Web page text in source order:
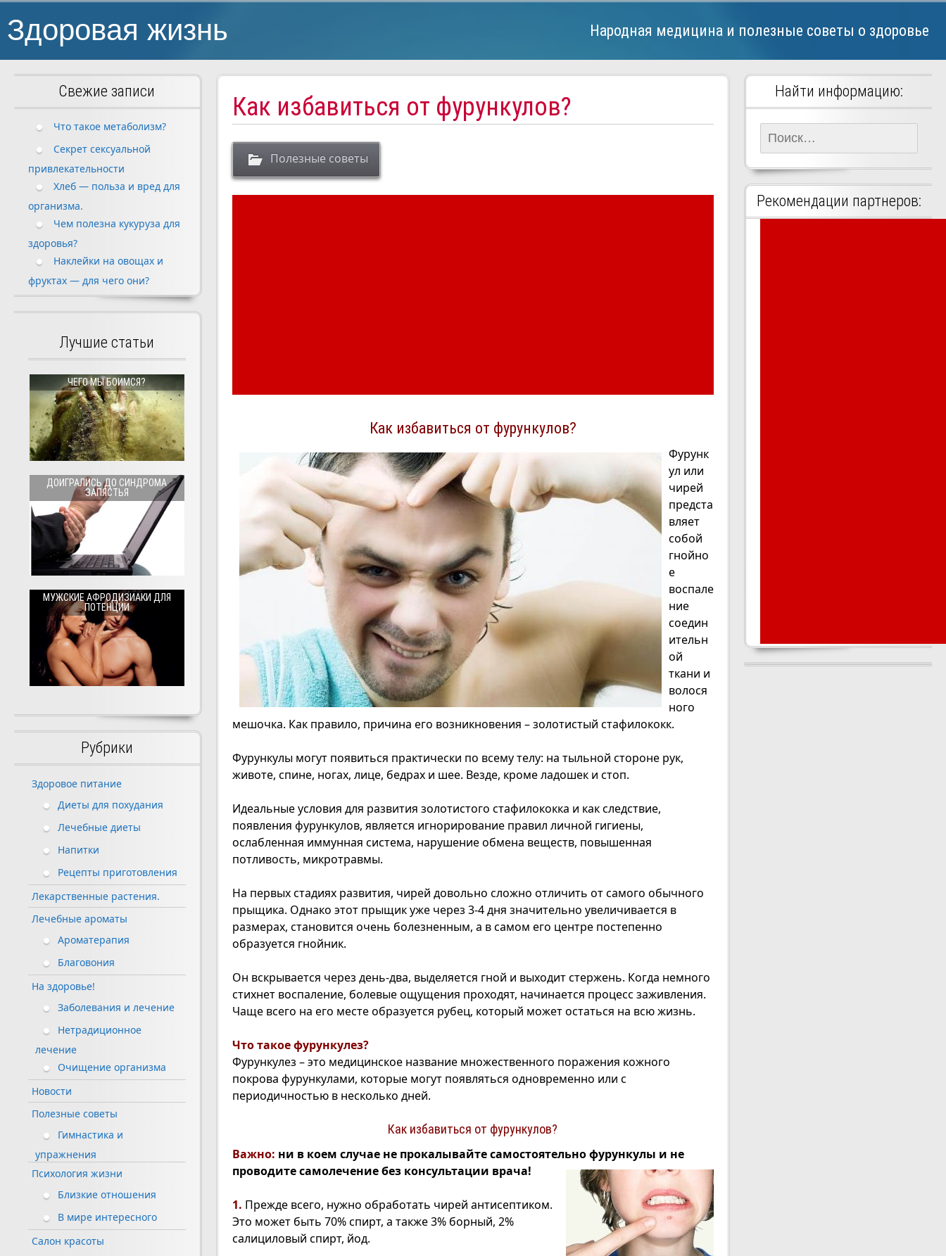
Здоровая жизнь Народная медицина и полезные советы о здоровье
Как избавиться от фурункулов?
Полезные советы
Как избавиться от фурункулов?
Фурунк
ул или
чирей
предста
вляет
собой
гнойно
е
воспале
ние
соедин
ительн
ой
ткани и
волося
ного
мешочка. Как правило, причина его возникновения – золотистый стафилококк.
Фурункулы могут появиться практически по всему телу: на тыльной стороне рук,
животе, спине, ногах, лице, бедрах и шее. Везде, кроме ладошек и стоп.
Идеальные условия для развития золотистого стафилококка и как следствие,
появления фурункулов, является игнорирование правил личной гигиены,
ослабленная иммунная система, нарушение обмена веществ, повышенная
потливость, микротравмы.
На первых стадиях развития, чирей довольно сложно отличить от самого обычного
прыщика. Однако этот прыщик уже через 3-4 дня значительно увеличивается в
размерах, становится очень болезненным, а в самом его центре постепенно
образуется гнойник.
Он вскрывается через день-два, выделяется гной и выходит стержень. Когда немного
стихнет воспаление, болевые ощущения проходят, начинается процесс заживления.
Чаще всего на его месте образуется рубец, который может остаться на всю жизнь.
Что такое фурункулез?
Фурункулез – это медицинское название множественного поражения кожного
покрова фурункулами, которые могут появляться одновременно или с
периодичностью в несколько дней.
Как избавиться от фурункулов?
Важно: ни в коем случае не прокалывайте самостоятельно фурункулы и не
проводите самолечение без консультации врача!
1. Прежде всего, нужно обработать чирей антисептиком.
Это может быть 70% спирт, а также 3% борный, 2%
салициловый спирт, йод.
Свежие записи
Что такое метаболизм?
Секрет сексуальной
привлекательности
Хлеб — польза и вред для
организма.
Чем полезна кукуруза для
здоровья?
Наклейки на овощах и
фруктах — для чего они?
Лучшие статьи
ЧЕГО МЫ БОИМСЯ?
ДОИГРАЛИСЬ ДО СИНДРОМА
ЗАПЯСТЬЯ
МУЖСКИЕ АФРОДИЗИАКИ ДЛЯ
ПОТЕНЦИИ
Рубрики
Здоровое питание
Диеты для похудания
Лечебные диеты
Напитки
Рецепты приготовления
Лекарственные растения.
Лечебные ароматы
Ароматерапия
Благовония
На здоровье!
Заболевания и лечение
Нетрадиционное
лечение
Очищение организма
Новости
Полезные советы
Гимнастика и
упражнения
Психология жизни
Близкие отношения
В мире интересного
Салон красоты
Найти информацию:
Рекомендации партнеров: